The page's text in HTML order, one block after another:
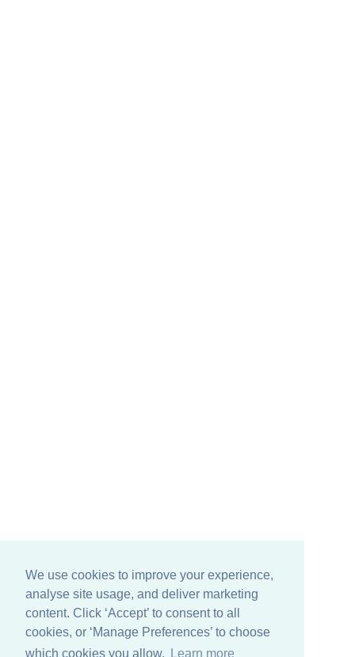
We use cookies to improve your experience,
analyse site usage, and deliver marketing
content. Click ‘Accept’ to consent to all
cookies, or ‘Manage Preferences’ to choose
which cookies you allow.
Learn more